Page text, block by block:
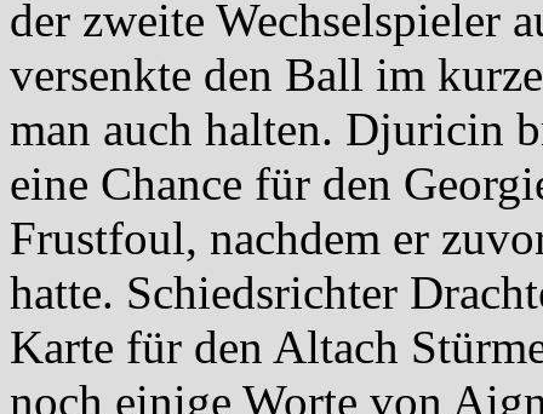
der zweite Wechselspieler
versenkte den Ball im
man auch halten. Djuricin
eine Chance für den
Frustfoul, nachdem er
hatte. Schiedsrichter
Karte für den Altach
noch einige Worte von